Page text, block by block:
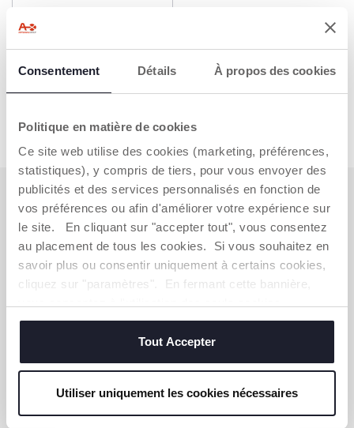
Consentement Détails À propos des cookies
Politique en matière de cookies
Ce site web utilise des cookies (marketing, préférences,
statistiques), y compris de tiers, pour vous envoyer des
publicités et des services personnalisés en fonction de
vos préférences ou afin d'améliorer votre expérience sur
le site. En cliquant sur "accepter tout", vous consentez
au placement de tous les cookies. Si vous souhaitez en
savoir plus ou consentir uniquement à certains cookies,
cliquez sur "paramètres". En fermant cette bannière,
techniques, qui sont essentiels au service demandé.
Tout Accepter
Utiliser uniquement les cookies nécessaires
AJOUTER
S'ABONNER À LA NEWSLETTER
Immédiatement pour vous un bon de 10 € à
dépenser en ligne.
OBTENIR LA RÉDUCTION
VOUS-AVEZ BESOIN DE NOUS
CONTACTER ?
0809 542 125